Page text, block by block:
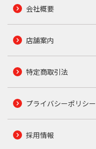
会社概要
店舗案内
特定商取引法
プライバシーポリシー
採用情報